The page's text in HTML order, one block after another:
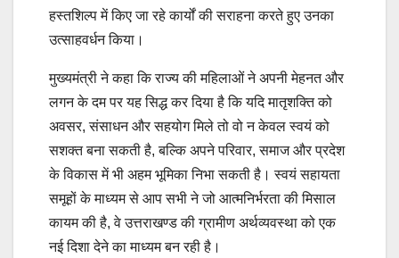
हस्तशिल्प में किए जा रहे कार्यों की सराहना करते हुए उनका
उत्साहवर्धन किया।
मुख्यमंत्री ने कहा कि राज्य की महिलाओं ने अपनी मेहनत और
लगन के दम पर यह सिद्ध कर दिया है कि यदि मातृशक्ति को
अवसर, संसाधन और सहयोग मिले तो वो न केवल स्वयं को
सशक्त बना सकती है, बल्कि अपने परिवार, समाज और प्रदेश
के विकास में भी अहम भूमिका निभा सकती है। स्वयं सहायता
समूहों के माध्यम से आप सभी ने जो आत्मनिर्भरता की मिसाल
कायम की है, वे उत्तराखण्ड की ग्रामीण अर्थव्यवस्था को एक
नई दिशा देने का माध्यम बन रही है।